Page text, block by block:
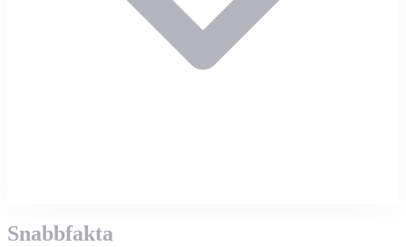
Snabbfakta